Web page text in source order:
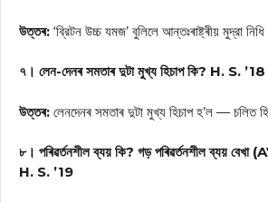
উত্তৰ: ‘ব্রিটন উচ্চ যমজ’ বুলিলে আন্তঃৰাষ্ট্ৰীয় মুদ্রা
৭। লেন-দেনৰ সমতাৰ দুটা মুখ্য হিচাপ কি? H. S. ’18
উত্তৰ: লেনদেনৰ সমতাৰ দুটা মুখ্য হিচাপ হ’ল — চলিত
৮। পৰিৱৰ্তনশীল ব্যয় কি? গড় পৰিৱৰ্তনশীল ব্যয়
H. S. ’19